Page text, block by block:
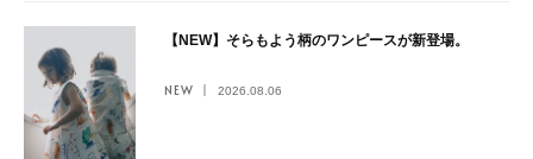
【NEW】そらもよう柄のワンピースが新登場。
NEW 2026.08.06